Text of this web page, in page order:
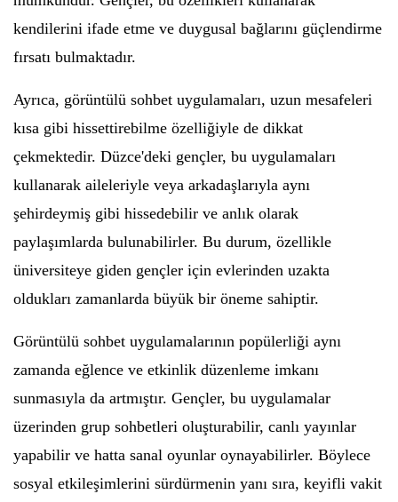
kendilerini ifade etme ve duygusal bağlarını güçlendirme
fırsatı bulmaktadır.
Ayrıca, görüntülü sohbet uygulamaları, uzun mesafeleri
kısa gibi hissettirebilme özelliğiyle de dikkat
çekmektedir. Düzce'deki gençler, bu uygulamaları
kullanarak aileleriyle veya arkadaşlarıyla aynı
şehirdeymiş gibi hissedebilir ve anlık olarak
paylaşımlarda bulunabilirler. Bu durum, özellikle
üniversiteye giden gençler için evlerinden uzakta
oldukları zamanlarda büyük bir öneme sahiptir.
Görüntülü sohbet uygulamalarının popülerliği aynı
zamanda eğlence ve etkinlik düzenleme imkanı
sunmasıyla da artmıştır. Gençler, bu uygulamalar
üzerinden grup sohbetleri oluşturabilir, canlı yayınlar
yapabilir ve hatta sanal oyunlar oynayabilirler. Böylece
sosyal etkileşimlerini sürdürmenin yanı sıra, keyifli vakit